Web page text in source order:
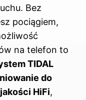
Bez
pociągiem,
na telefon to
TIDAL
do
HiFi,